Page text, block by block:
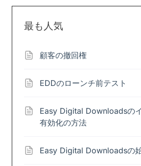
最も人気
顧客の撤回権
EDDのローンチ前テスト
Easy Digital Downloadsの
有効化の方法
Easy Digital Downloadsの